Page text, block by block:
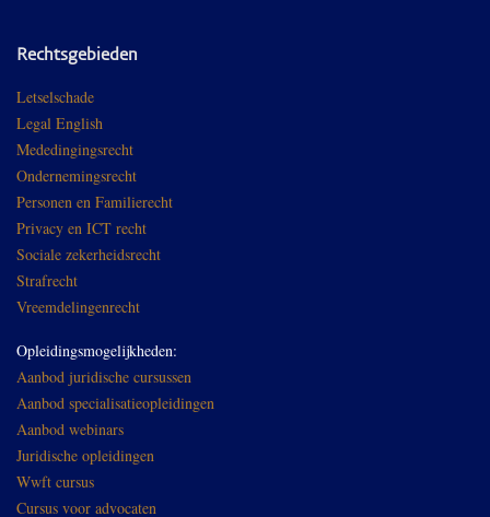
Rechtsgebieden
Letselschade
Legal English
Mededingingsrecht
Ondernemingsrecht
Personen en Familierecht
Privacy en ICT recht
Sociale zekerheidsrecht
Strafrecht
Vreemdelingenrecht
Opleidingsmogelijkheden:
Aanbod juridische cursussen
Aanbod specialisatieopleidingen
Aanbod webinars
Juridische opleidingen
Wwft cursus
Cursus voor advocaten